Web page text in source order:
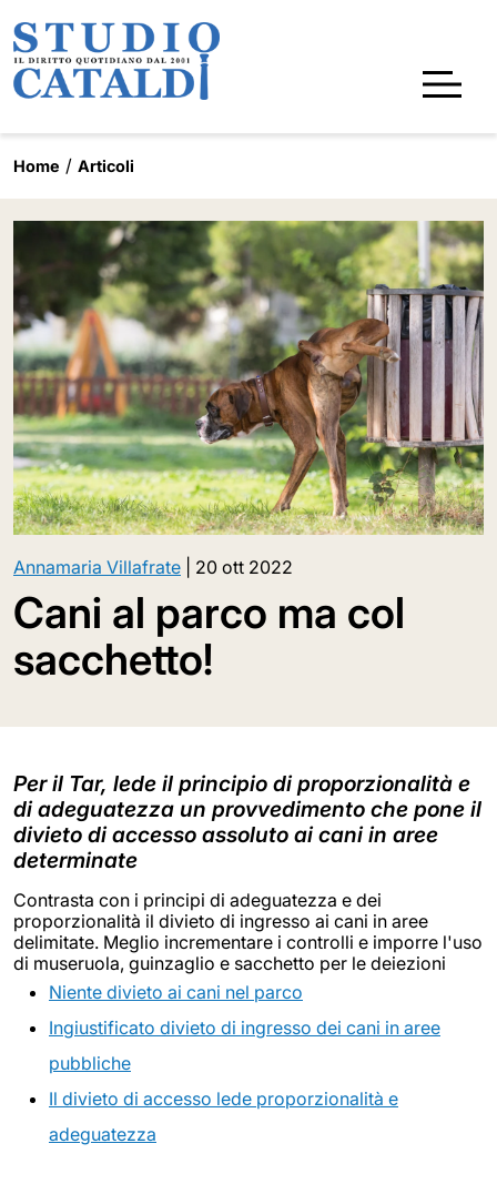
Home Articoli
Annamaria Villafrate 20 ott 2022
Cani al parco ma col
sacchetto!
Per il Tar, lede il principio di proporzionalità e
di adeguatezza un provvedimento che pone il
divieto di accesso assoluto ai cani in aree
determinate
Contrasta con i principi di adeguatezza e dei
proporzionalità il divieto di ingresso ai cani in aree
delimitate. Meglio incrementare i controlli e imporre l'uso
di museruola, guinzaglio e sacchetto per le deiezioni
Niente divieto ai cani nel parco
Ingiustificato divieto di ingresso dei cani in aree
pubbliche
Il divieto di accesso lede proporzionalità e
adeguatezza